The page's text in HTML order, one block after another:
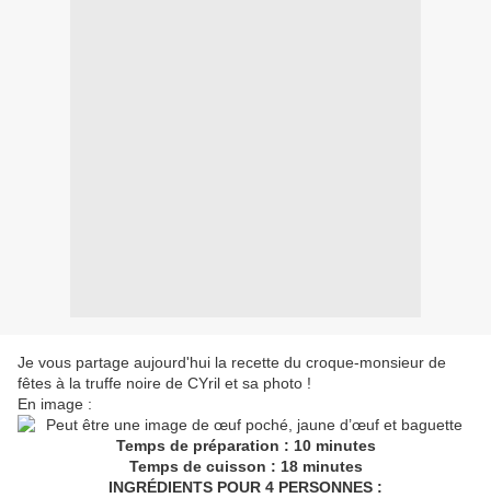
Je vous partage aujourd'hui la recette du croque-monsieur de
fêtes à la truffe noire de CYril et sa photo !
En image :
Temps de préparation : 10 minutes
Temps de cuisson : 18 minutes
INGRÉDIENTS POUR 4 PERSONNES :